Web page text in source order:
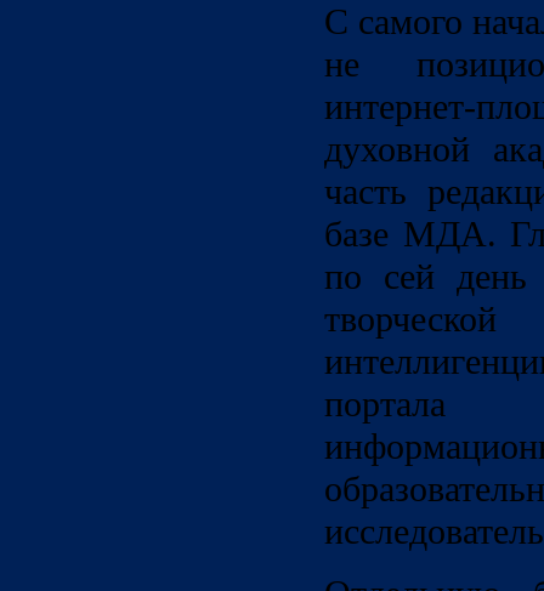
С самого
не
интернет-
духовной
часть
базе МДА.
по сей день
портала